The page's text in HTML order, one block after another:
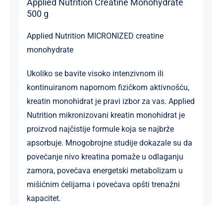
Applied Nutrition Creatine Monohydrate
500 g
Applied Nutrition MICRONIZED creatine
monohydrate
Ukoliko se bavite visoko intenzivnom ili
kontinuiranom napornom fizičkom aktivnošću,
kreatin monohidrat je pravi izbor za vas. Applied
Nutrition mikronizovani kreatin monohidrat je
proizvod najčistije formule koja se najbrže
apsorbuje. Mnogobrojne studije dokazale su da
povećanje nivo kreatina pomaže u odlaganju
zamora, povećava energetski metabolizam u
mišićnim ćelijama i povećava opšti trenažni
kapacitet.